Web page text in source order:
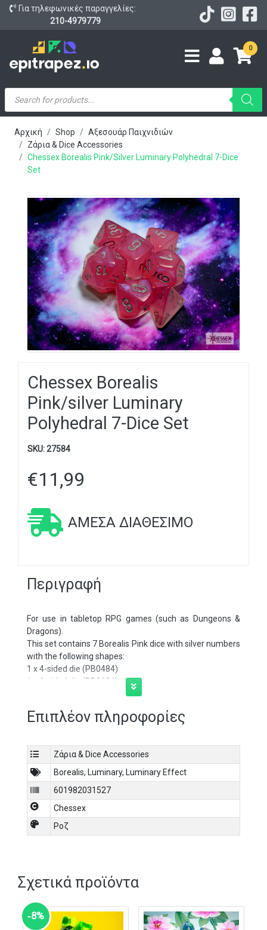
Για τηλεφωνικές παραγγελίες:
210-4979779
0
Products
search
Αρχική Shop
Αξεσουάρ Παιχνιδιών
Ζάρια & Dice Accessories
Chessex Borealis Pink/silver Luminary Polyhedral 7-Dice
Set
Chessex Borealis
Pink/silver Luminary
Polyhedral 7-Dice Set
SKU:27584
€11,99
ΆΜΕΣΑ ΔΙΑΘΈΣΙΜΟ
Περιγραφή
For use in tabletop RPG games (such as Dungeons &
Dragons).
This set contains 7 Borealis Pink dice with silver numbers
with the following shapes:
1 x 4-sided die (PB0484)
1 x 6-sided die (PB0684)
1 x tens 10-sided die (PB1184)
1 x 20-sided die (PB2084)
These are held in an 02805 Display Case with Lid.
This color has our Luminary™ effect. It can look like stars
in the dark (with enough light exposure beforehand or
under a black light).
Borealis® is a registered trademark of Chessex
Manufacturing. Luminary™ is a trademark of Chessex.
Dice made in Germany. Packaging made in the USA.
Επιπλέον πληροφορίες
Ζάρια & Dice Accessories
Borealis, Luminary, Luminary Effect
601982031527
Chessex
Ροζ
Σχετικά προϊόντα
‑8%